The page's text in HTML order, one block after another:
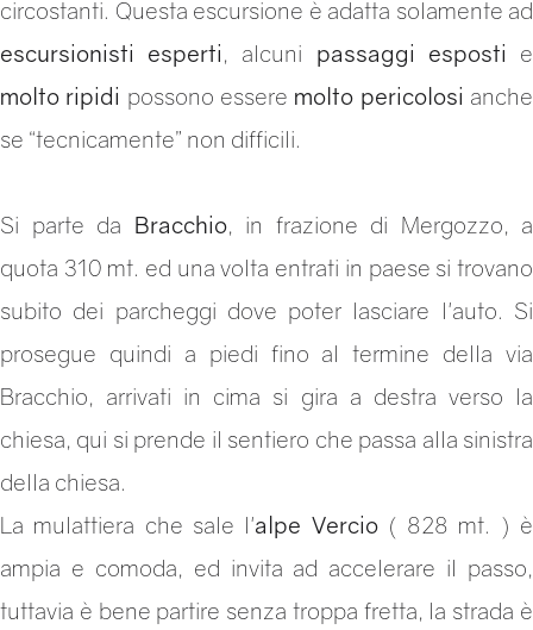
circostanti. Questa escursione è adatta solamente ad
escursionisti esperti, alcuni passaggi esposti e
molto ripidi possono essere molto pericolosi anche
se “tecnicamente” non difficili.
Si parte da Bracchio, in frazione di Mergozzo, a
quota 310 mt. ed una volta entrati in paese si trovano
subito dei parcheggi dove poter lasciare l'auto. Si
prosegue quindi a piedi fino al termine della via
Bracchio, arrivati in cima si gira a destra verso la
chiesa, qui si prende il sentiero che passa alla sinistra
della chiesa.
La mulattiera che sale l'alpe Vercio( 828 mt. ) è
ampia e comoda, ed invita ad accelerare il passo,
tuttavia è bene partire senza troppa fretta, la strada è